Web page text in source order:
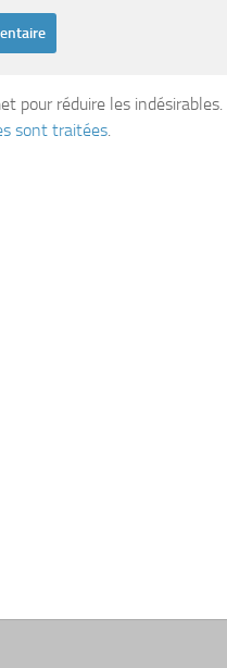
pour réduire les indésirables.
sont traitées